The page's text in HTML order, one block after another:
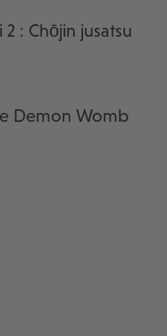
: Chōjin jusatsu
Demon Womb